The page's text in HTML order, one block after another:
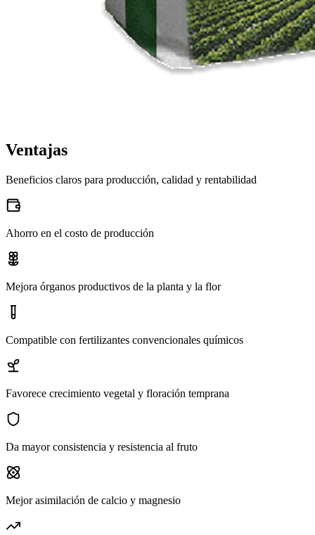
Ventajas
Beneficios claros para producción, calidad y rentabilidad
Ahorro en el costo de producción
Mejora órganos productivos de la planta y la flor
Compatible con fertilizantes convencionales químicos
Favorece crecimiento vegetal y floración temprana
Da mayor consistencia y resistencia al fruto
Mejor asimilación de calcio y magnesio